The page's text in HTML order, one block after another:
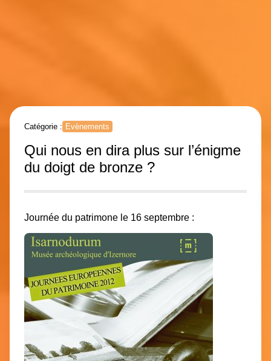
Catégorie : Evènements
Qui nous en dira plus sur l’énigme
du doigt de bronze ?
Journée du patrimone le 16 septembre :